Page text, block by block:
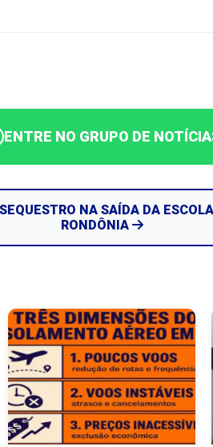
ENTRE NO GRUPO DE
NA SAÍDA DA
RONDÔNIA